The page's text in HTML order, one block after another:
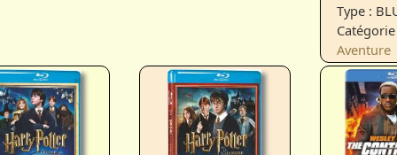
Type :
Aventure